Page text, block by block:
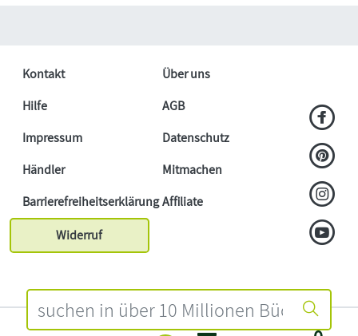
Kontakt
Über uns
Hilfe
AGB
Impressum
Datenschutz
Händler
Mitmachen
BarrierefreiheitserklärungAffiliate
Widerruf